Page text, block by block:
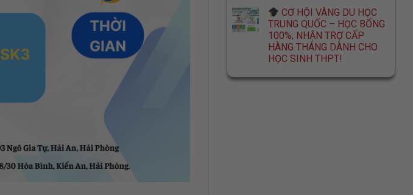
CƠ HỘI VÀNG DU HỌC
TRUNG QUỐC – HỌC BỔNG
100%; NHẬN TRỢ CẤP
HÀNG THÁNG DÀNH CHO
HỌC SINH THPT!